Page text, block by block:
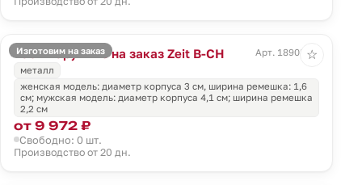
Изготовим на заказ
Часы наручные на заказ Zeit B-CH
Арт. 18908.01
металл
женская модель: диаметр корпуса 3 см, ширина ремешка: 1,6
см; мужская модель: диаметр корпуса 4,1 см; ширина ремешка
2,2 см
от 9 972 ₽
Свободно: 0 шт.
Производство от 20 дн.
☆